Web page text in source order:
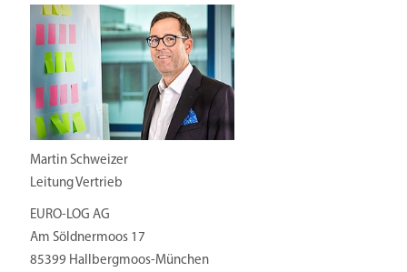
Martin Schweizer
Leitung Vertrieb
EURO-LOG AG
Am Söldnermoos 17
85399 Hallbergmoos-München